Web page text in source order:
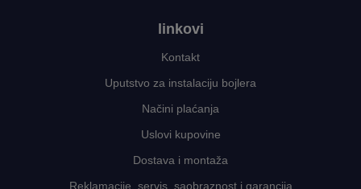
linkovi
Kontakt
Uputstvo za instalaciju bojlera
Načini plaćanja
Uslovi kupovine
Dostava i montaža
Reklamacije, servis, saobraznost i garancija